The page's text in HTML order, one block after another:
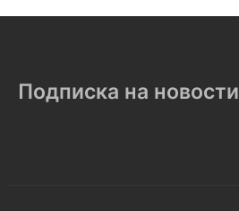
Подписка на новости